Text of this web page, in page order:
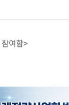
여함>